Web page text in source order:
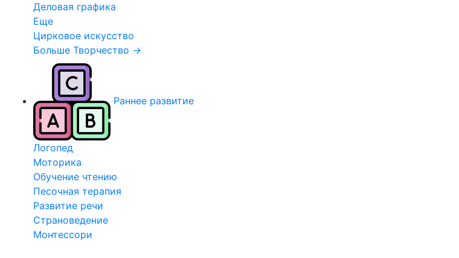
Деловая графика
Еще
Цирковое искусство
Больше Творчество →
Раннее развитие
Логопед
Моторика
Обучение чтению
Песочная терапия
Развитие речи
Страноведение
Монтессори